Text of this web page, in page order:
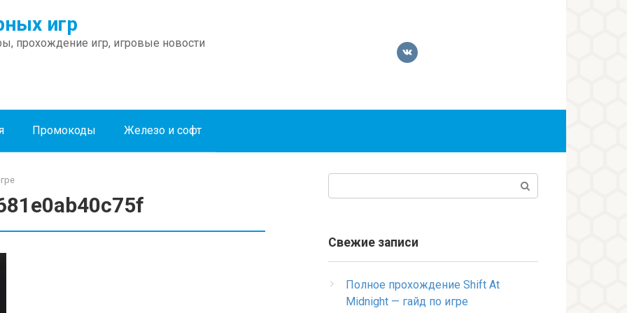
игр
прохождение игр, игровые новости
Промокоды Железо и софт
Свежие записи
Полное прохождение Shift At
Midnight — гайд по игре